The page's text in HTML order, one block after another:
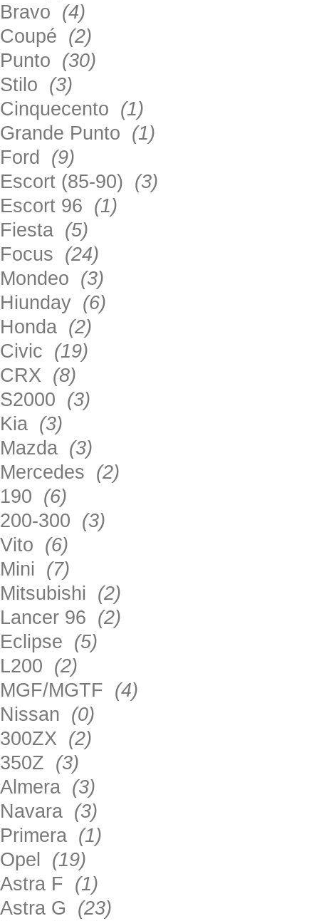
Bravo (4)
Coupé (2)
Punto (30)
Stilo (3)
Cinquecento (1)
Grande Punto (1)
Ford (9)
Escort (85-90) (3)
Escort 96 (1)
Fiesta (5)
Focus (24)
Mondeo (3)
Hiunday (6)
Honda (2)
Civic (19)
CRX (8)
S2000 (3)
Kia (3)
Mazda (3)
Mercedes (2)
190 (6)
200-300 (3)
Vito (6)
Mini (7)
Mitsubishi (2)
Lancer 96 (2)
Eclipse (5)
L200 (2)
MGF/MGTF (4)
Nissan (0)
300ZX (2)
350Z (3)
Almera (3)
Navara (3)
Primera (1)
Opel (19)
Astra F (1)
Astra G (23)